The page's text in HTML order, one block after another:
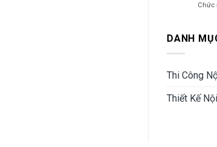
Chức
DANH
Thi Công
Thiết Kế